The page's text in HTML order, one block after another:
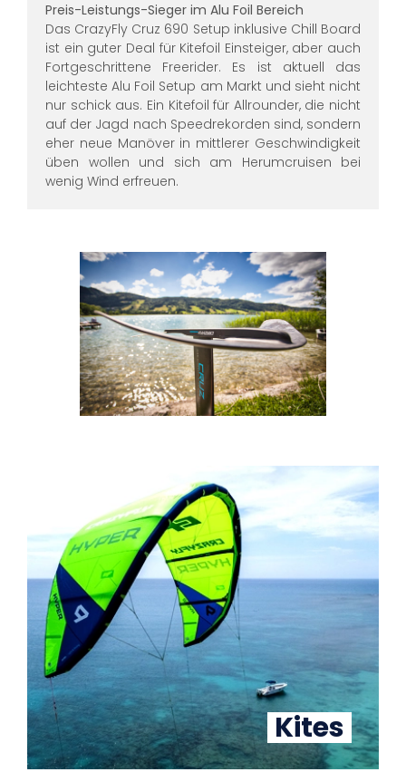
Preis-Leistungs-Sieger im Alu Foil Bereich
Das CrazyFly Cruz 690 Setup inklusive Chill Board
ist ein guter Deal für Kitefoil Einsteiger, aber auch
Fortgeschrittene Freerider. Es ist aktuell das
leichteste Alu Foil Setup am Markt und sieht nicht
nur schick aus. Ein Kitefoil für Allrounder, die nicht
auf der Jagd nach Speedrekorden sind, sondern
eher neue Manöver in mittlerer Geschwindigkeit
üben wollen und sich am Herumcruisen bei
wenig Wind erfreuen.
Kites